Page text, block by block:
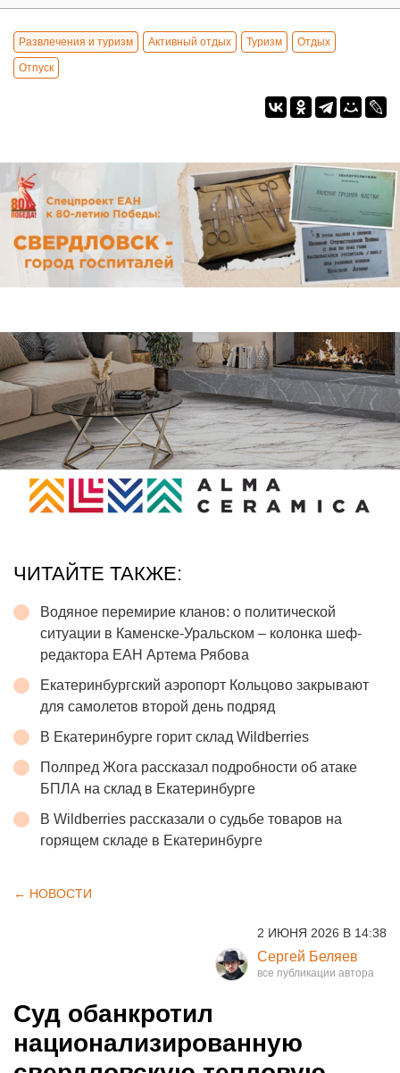
Развлечения и туризм Активный отдых Туризм Отдых
Отпуск
ЧИТАЙТЕ ТАКЖЕ:
Водяное перемирие кланов: о политической
ситуации в Каменске-Уральском – колонка шеф-
редактора ЕАН Артема Рябова
Екатеринбургский аэропорт Кольцово закрывают
для самолетов второй день подряд
В Екатеринбурге горит склад Wildberries
Полпред Жога рассказал подробности об атаке
БПЛА на склад в Екатеринбурге
В Wildberries рассказали о судьбе товаров на
горящем складе в Екатеринбурге
← НОВОСТИ
2 ИЮНЯ 2026 В 14:38
Сергей Беляев
Суд обанкротил
национализированную